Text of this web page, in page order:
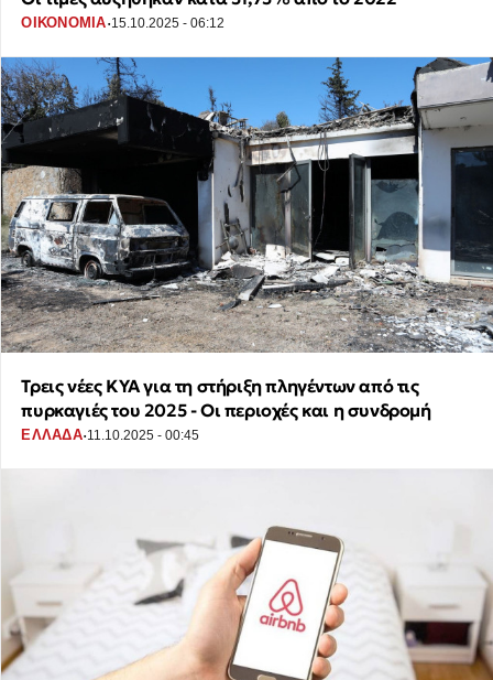
ΟΙΚΟΝΟΜΙΑ·15.10.2025 - 06:12
Τρεις νέες ΚΥΑ για τη στήριξη πληγέντων από τις
πυρκαγιές του 2025 - Οι περιοχές και η συνδρομή
ΕΛΛΑΔΑ·11.10.2025 - 00:45